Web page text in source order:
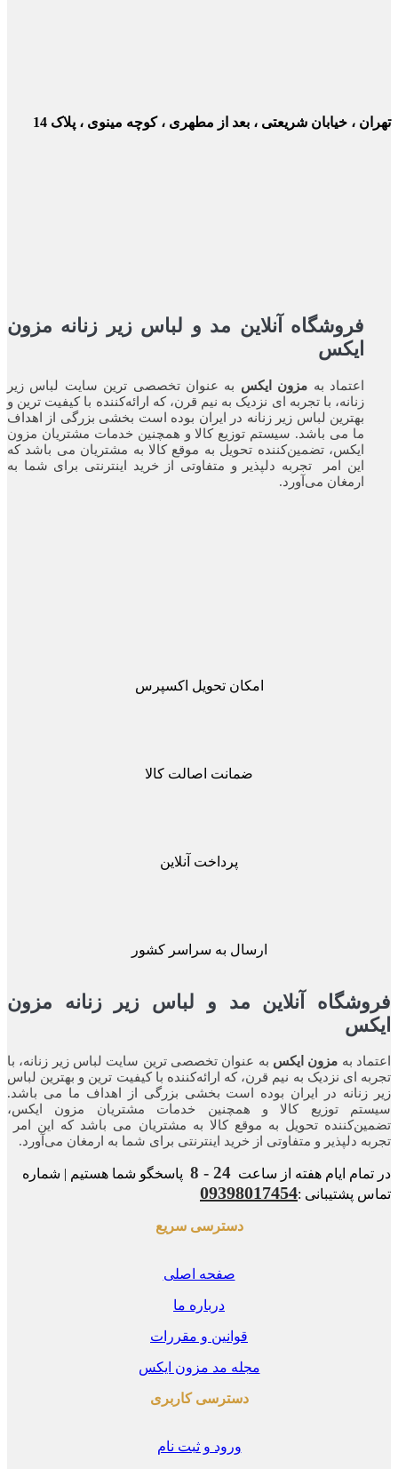
، خیابان شریعتی ، بعد از مطهری ، کوچه مینوی ، پلاک 14
فروشگاه آنلاین مد و لباس زیر زنانه مزون
ایکس
اعتماد بهمزون ایکس به عنوان تخصصی ترین سایت لباس زیر
زنانه، با تجربه ای نزدیک به نیم قرن، که ارائه‌کننده با کیفیت ترین و
بهترین لباس زیر زنانه در ایران بوده ‌است بخشی بزرگی از اهداف
ما می باشد. سیستم توزیع کالا و همچنین خدمات مشتریان مزون
ایکس، تضمین‌کننده‌ تحویل به موقع کالا به مشتریان می باشد که
این امر تجربه‌ دلپذیر و متفاوتی از خرید اینترنتی برای شما به
ارمغان می‌آورد.
امکان تحویل اکسپرس
ضمانت اصالت کالا
پرداخت آنلاین
ارسال به سراسر کشور
آنلاین مد و لباس زیر زنانه مزون
بهمزون ایکس به عنوان تخصصی ترین سایت لباس زیر زنانه، با
ای نزدیک به نیم قرن، که ارائه‌کننده با کیفیت ترین و بهترین لباس
زنانه در ایران بوده ‌است بخشی بزرگی از اهداف ما می باشد.
توزیع کالا و همچنین خدمات مشتریان مزون ایکس،
تحویل به موقع کالا به مشتریان می باشد که این امر
دلپذیر و متفاوتی از خرید اینترنتی برای شما به ارمغان می‌آورد.
ایام هفته از ساعت24 - 8
پاسخگو شما هستیم | شماره
پشتیبانی :09398017454
دسترسی سریع
صفحه اصلی
درباره ما
قوانین و مقررات
مجله مد مزون ایکس
دسترسی کاربری
ورود و ثبت نام